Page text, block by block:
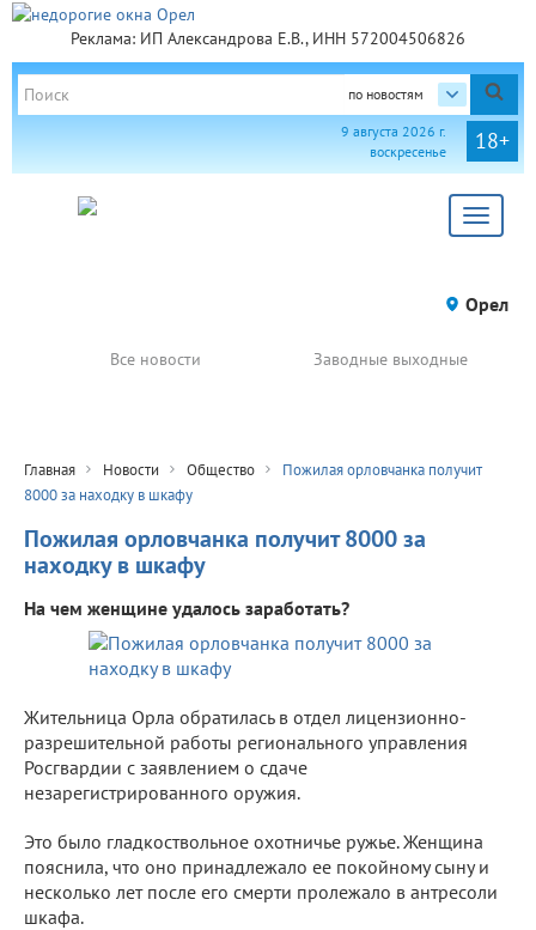
Реклама: ИП Александрова Е.В., ИНН 572004506826
по новостям
18+
9 августа 2026 г.
воскресенье
Toggle
Орел
Все новости Заводные выходные
Главная Новости Общество
Пожилая орловчанка получит
8000 за находку в шкафу
Пожилая орловчанка получит 8000 за
находку в шкафу
На чем женщине удалось заработать?
Жительница Орла обратилась в отдел лицензионно-
разрешительной работы регионального управления
Росгвардии с заявлением о сдаче
незарегистрированного оружия.
Это было гладкоствольное охотничье ружье. Женщина
пояснила, что оно принадлежало ее покойному сыну и
несколько лет после его смерти пролежало в антресоли
шкафа.